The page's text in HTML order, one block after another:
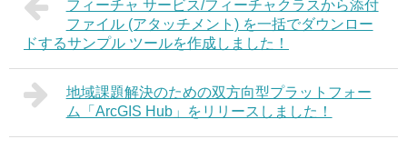
フィーチャ サービス/フィーチャクラスから添付
ファイル (アタッチメント) を一括でダウンロー
ドするサンプル ツールを作成しました！
地域課題解決のための双方向型プラットフォー
ム「ArcGIS Hub」をリリースしました！